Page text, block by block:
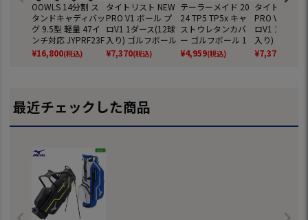
OOWLS 14分割 ス
タンドキャディバッ
グ 9.5型 軽量 47イ
ンチ対応 JYPRF23F
SB 【JYPER'Sオリ
ジナル商品】
¥16,800(税込)
タイトリスト NEW
PRO V1 ボール プ
ロV1 1ダース(12球
入り) ゴルフボール
2025年モデル TITL
EIST 日本正規品
¥7,370(税込)
テーラーメイド 20
24 TP5 TP5x キャ
ストウレタンカバ
ー ゴルフボール 1
ダース 全12球 日本
正規品
¥4,959(税込)
タイトリスト
PRO V1x ボ
ロV1 1ダース
入り) ゴルフ
2025年モデル
EIST 日本正
¥7,370
最近チェックした商品